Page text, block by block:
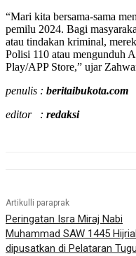
“Mari kita bersama-sama
pemilu 2024. Bagi
atau tindakan kriminal,
Polisi 110 atau mengunduh
Play/APP Store,” ujar
penulis : beritaibukota.com
editor : redaksi
Artikulli paraprak
Peringatan Isra Miraj Nabi
Muhammad SAW 1445
dipusatkan di Pelataran Tugu